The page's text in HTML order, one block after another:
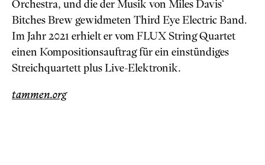
Orchestra, und die der Musik von Miles Davis‘
Bitches Brew gewidmeten Third Eye Electric Band.
Im Jahr 2021 erhielt er vom FLUX String Quartet
einen Kompositionsauftrag für ein einstündiges
Streichquartett plus Live-Elektronik.
tammen.org